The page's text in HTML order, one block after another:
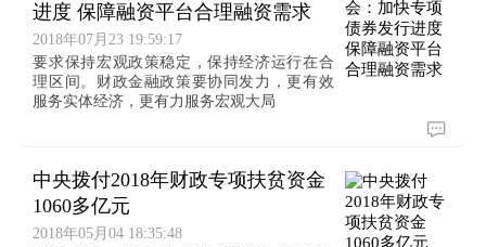
进度 保障融资平台合理融资需求
2018年07月23 19:59:17
要求保持宏观政策稳定，保持经济运行在合
理区间。财政金融政策要协同发力，更有效
服务实体经济，更有力服务宏观大局
中央拨付2018年财政专项扶贫资金
1060多亿元
2018年05月04 18:35:48